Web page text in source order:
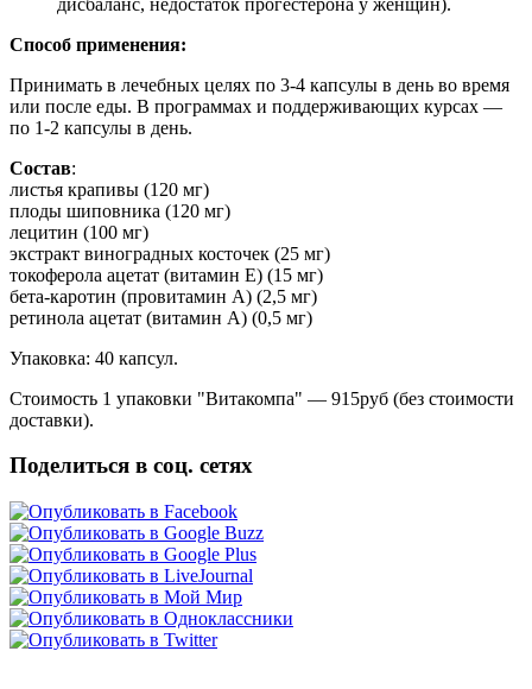
Способ применения:
Принимать в лечебных целях по 3-4 капсулы в день во время
или после еды. В программах и поддерживающих курсах —
по 1-2 капсулы в день.
Состав:
листья крапивы (120 мг)
плоды шиповника (120 мг)
лецитин (100 мг)
экстракт виноградных косточек (25 мг)
токоферола ацетат (витамин Е) (15 мг)
бета-каротин (провитамин А) (2,5 мг)
ретинола ацетат (витамин А) (0,5 мг)
Упаковка: 40 капсул.
Стоимость 1 упаковки "Витакомпа" — 915руб (без стоимости
доставки).
Поделиться в соц. сетях